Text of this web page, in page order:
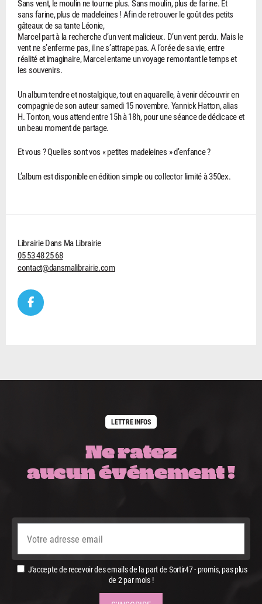
Sans vent, le moulin ne tourne plus. Sans moulin, plus de farine. Et
sans farine, plus de madeleines ! Afin de retrouver le goût des petits
gâteaux de sa tante Léonie,
Marcel part à la recherche d’un vent malicieux. D’un vent perdu. Mais le
vent ne s’enferme pas, il ne s’attrape pas. A l’orée de sa vie, entre
réalité et imaginaire, Marcel entame un voyage remontant le temps et
les souvenirs.
Un album tendre et nostalgique, tout en aquarelle, à venir découvrir en
compagnie de son auteur samedi 15 novembre. Yannick Hatton, alias
H. Tonton, vous attend entre 15h à 18h, pour une séance de dédicace et
un beau moment de partage.
Et vous ? Quelles sont vos « petites madeleines » d’enfance ?
L’album est disponible en édition simple ou collector limité à 350ex.
Librairie Dans Ma Librairie
05 53 48 25 68
contact@dansmalibrairie.com
LETTRE INFOS
Ne ratez
aucun événement !
J'accepte de recevoir des emails de la part de Sortir47 - promis, pas plus
de 2 par mois !